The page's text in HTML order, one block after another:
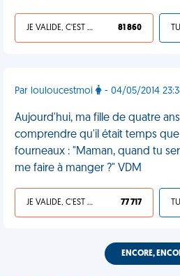
JE VALIDE, C'EST UNE VDM 81 860
Par louloucestmoi - 04/05/2014
Aujourd'hui, ma fille de quatre
comprendre qu'il était temps
fourneaux : "Maman, quand tu
me faire à manger ?" VDM
JE VALIDE, C'EST UNE VDM 77 717
ENCORE,